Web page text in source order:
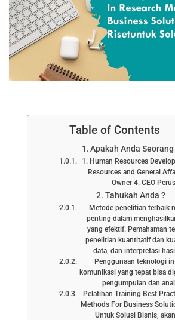
Table of Contents
Apakah Anda Seorang
1. Human Resources
Resources and General
Owner 4. CEO
Tahukah Anda ?
Metode penelitian terbaik
penting dalam
yang efektif. Pemahaman
penelitian kuantitatif dan
data, dan interpretasi
Penggunaan teknologi
komunikasi yang tepat bisa
pengumpulan dan
Pelatihan Training Best
Methods For Business
Untuk Solusi Bisnis,